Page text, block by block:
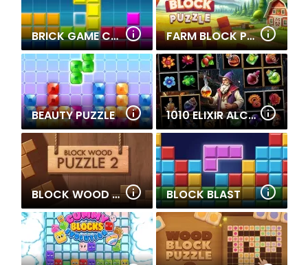
BRICK GAME CLASSIC FARM BLOCK PUZZLE
BEAUTY PUZZLE 1010 ELIXIR ALCHEMY
BLOCK WOOD PUZZLE 2 BLOCK BLAST